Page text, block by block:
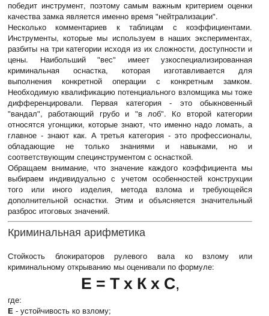
победит инструмент, поэтому самым важным критерием оценки
качества замка является именно время "нейтрализации".
Несколько комментариев к таблицам с коэффициентами.
Инструменты, которые мы используем в наших экспериментах,
разбиты на три категории исходя из их сложности, доступности и
цены. Наибольший "вес" имеет узкоспециализированная
криминальная оснастка, которая изготавливается для
выполнения конкретной операции с конкретным замком.
Необходимую квалификацию потенциального взломщика мы тоже
дифференцировали. Первая категория - это обыкновенный
"вандал", работающий грубо и "в лоб". Ко второй категории
относятся угонщики, которые знают, что именно надо ломать, а
главное - знают как. А третья категория - это профессионалы,
обладающие не только знаниями и навыками, но и
соответствующим специнструментом с оснасткой.
Обращаем внимание, что значение каждого коэффициента мы
выбираем индивидуально с учетом особенностей конструкции
того или иного изделия, метода взлома и требующейся
дополнительной оснастки. Этим и объясняется значительный
разброс итоговых значений.
Криминальная арифметика
Стойкость блокираторов рулевого вала ко взлому или
криминальному открыванию мы оценивали по формуле:
Е = Т х К х С,
где:
Е - устойчивость ко взлому;